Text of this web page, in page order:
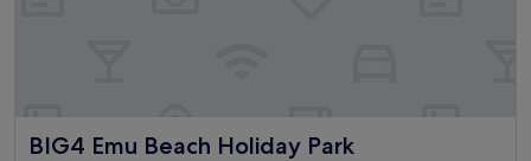
BIG4 Emu Beach Holiday Park
BIG4 Emu Beach Holiday Park